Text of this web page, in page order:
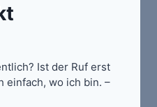
Ist der Ruf erst
einfach, wo ich bin. –